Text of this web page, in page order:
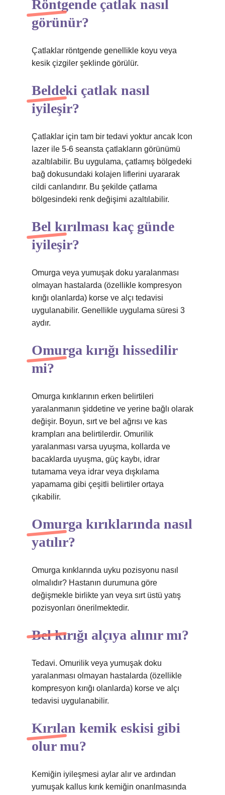
Röntgende çatlak nasıl
görünür?
Çatlaklar röntgende genellikle koyu veya
kesik çizgiler şeklinde görülür.
Beldeki çatlak nasıl
iyileşir?
Çatlaklar için tam bir tedavi yoktur ancak Icon
lazer ile 5-6 seansta çatlakların görünümü
azaltılabilir. Bu uygulama, çatlamış bölgedeki
bağ dokusundaki kolajen liflerini uyararak
cildi canlandırır. Bu şekilde çatlama
bölgesindeki renk değişimi azaltılabilir.
Bel kırılması kaç günde
iyileşir?
Omurga veya yumuşak doku yaralanması
olmayan hastalarda (özellikle kompresyon
kırığı olanlarda) korse ve alçı tedavisi
uygulanabilir. Genellikle uygulama süresi 3
aydır.
Omurga kırığı hissedilir
mi?
Omurga kırıklarının erken belirtileri
yaralanmanın şiddetine ve yerine bağlı olarak
değişir. Boyun, sırt ve bel ağrısı ve kas
krampları ana belirtilerdir. Omurilik
yaralanması varsa uyuşma, kollarda ve
bacaklarda uyuşma, güç kaybı, idrar
tutamama veya idrar veya dışkılama
yapamama gibi çeşitli belirtiler ortaya
çıkabilir.
Omurga kırıklarında nasıl
yatılır?
Omurga kırıklarında uyku pozisyonu nasıl
olmalıdır? Hastanın durumuna göre
değişmekle birlikte yan veya sırt üstü yatış
pozisyonları önerilmektedir.
Bel kırığı alçıya alınır mı?
Tedavi. Omurilik veya yumuşak doku
yaralanması olmayan hastalarda (özellikle
kompresyon kırığı olanlarda) korse ve alçı
tedavisi uygulanabilir.
Kırılan kemik eskisi gibi
olur mu?
Kemiğin iyileşmesi aylar alır ve ardından
yumuşak kallus kırık kemiğin onarılmasında